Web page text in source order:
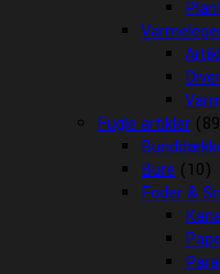
Fugle artikler
Bure (10)
Foder &